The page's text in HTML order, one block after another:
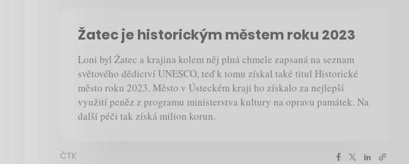
Žatec je historickým městem roku 2023
Loni byl Žatec a krajina kolem něj plná chmele zapsaná na seznam
světového dědictví UNESCO, teď k tomu získal také titul Historické
město roku 2023. Město v Ústeckém kraji ho získalo za nejlepší
využití peněz z programu ministerstva kultury na opravu památek. Na
další péči tak získá milion korun.
ČTK